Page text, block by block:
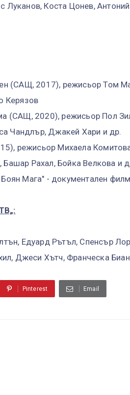
Коста Цонев, Антоний
(САЩ, 2017), режисьор Том
Керязов
(САЩ, 2020), режисьор Пол
Чандлър, Джакей Хари и др.
режисьор Михаела
Рахал, Бойка Велкова и
Мага" - документален
Едуард Рътъл, Спенсър
Джеси Хътч, Франческа
Pinterest Email